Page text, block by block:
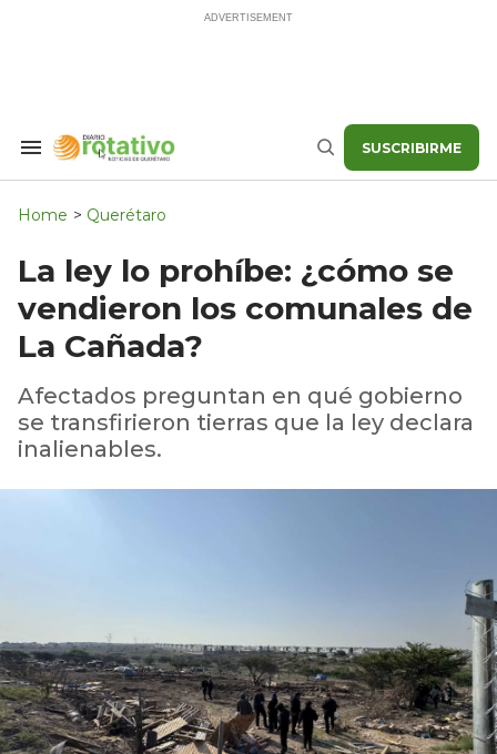
Search
Navigation
Buscar SUSCRIBIRME
Home > Querétaro
La ley lo prohíbe: ¿cómo se
vendieron los comunales de
La Cañada?
Afectados preguntan en qué gobierno
se transfirieron tierras que la ley declara
inalienables.